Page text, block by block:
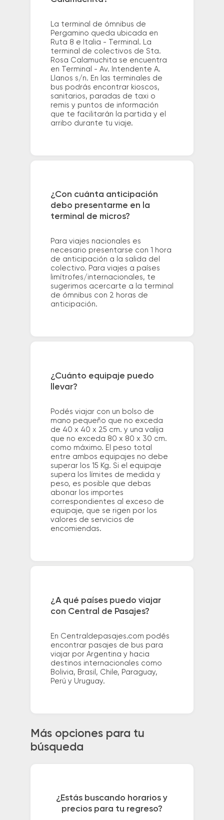
La terminal de ómnibus de
Pergamino queda ubicada en
Ruta 8 e Italia - Terminal. La
terminal de colectivos de Sta.
Rosa Calamuchita se encuentra
en Terminal - Av. Intendente A.
Llanos s/n. En las terminales de
bus podrás encontrar kioscos,
sanitarios, paradas de taxi o
remis y puntos de información
que te facilitarán la partida y el
arribo durante tu viaje.
¿Con cuánta anticipación
debo presentarme en la
terminal de micros?
Para viajes nacionales es
necesario presentarse con 1 hora
de anticipación a la salida del
colectivo. Para viajes a países
limítrofes/internacionales, te
sugerimos acercarte a la terminal
de ómnibus con 2 horas de
anticipación.
¿Cuánto equipaje puedo
llevar?
Podés viajar con un bolso de
mano pequeño que no exceda
de 40 x 40 x 25 cm. y una valija
que no exceda 80 x 80 x 30 cm.
como máximo. El peso total
entre ambos equipajes no debe
superar los 15 Kg. Si el equipaje
supera los límites de medida y
peso, es posible que debas
abonar los importes
correspondientes al exceso de
equipaje, que se rigen por los
valores de servicios de
encomiendas.
¿A qué países puedo viajar
con Central de Pasajes?
En Centraldepasajes.com podés
encontrar pasajes de bus para
viajar por Argentina y hacia
destinos internacionales como
Bolivia, Brasil, Chile, Paraguay,
Perú y Uruguay.
Más opciones para tu
búsqueda
¿Estás buscando horarios y
precios para tu regreso?